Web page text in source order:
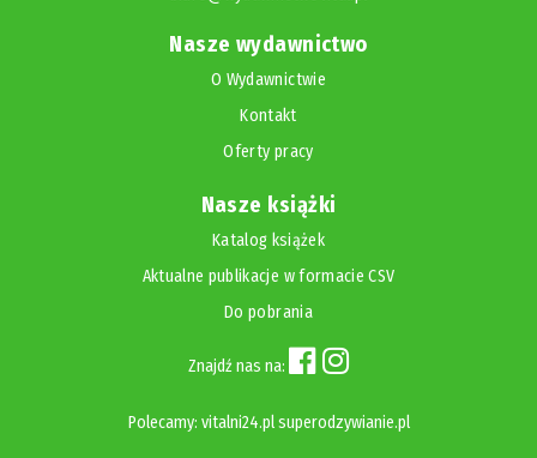
Nasze wydawnictwo
O Wydawnictwie
Kontakt
Oferty pracy
Nasze książki
Katalog książek
Aktualne publikacje w formacie CSV
Do pobrania
Znajdź nas na:
Polecamy: vitalni24.pl superodzywianie.pl